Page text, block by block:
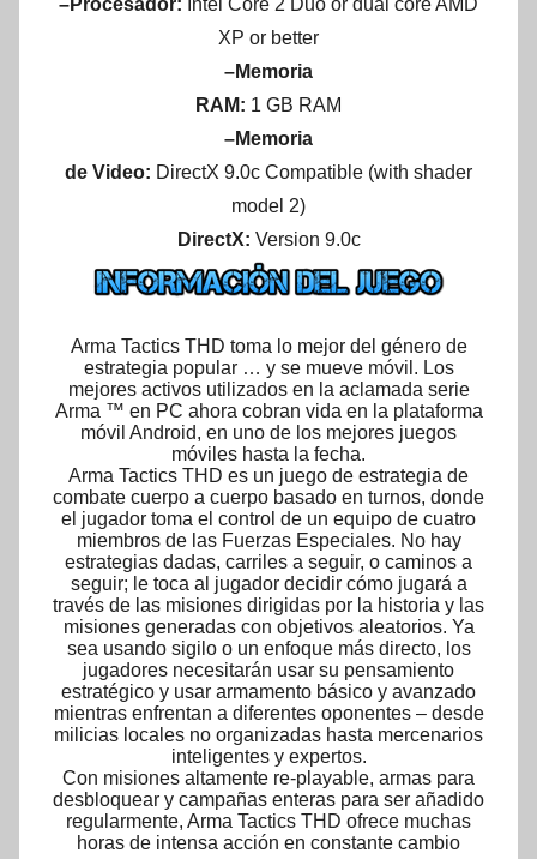
–Procesador: Intel Core 2 Duo or dual core AMD
XP or better
–Memoria
RAM: 1 GB RAM
–Memoria
de Video: DirectX 9.0c Compatible (with shader
model 2)
DirectX: Version 9.0c
Arma Tactics THD toma lo mejor del género de
estrategia popular … y se mueve móvil. Los
mejores activos utilizados en la aclamada serie
Arma ™ en PC ahora cobran vida en la plataforma
móvil Android, en uno de los mejores juegos
móviles hasta la fecha.
Arma Tactics THD es un juego de estrategia de
combate cuerpo a cuerpo basado en turnos, donde
el jugador toma el control de un equipo de cuatro
miembros de las Fuerzas Especiales. No hay
estrategias dadas, carriles a seguir, o caminos a
seguir; le toca al jugador decidir cómo jugará a
través de las misiones dirigidas por la historia y las
misiones generadas con objetivos aleatorios. Ya
sea usando sigilo o un enfoque más directo, los
jugadores necesitarán usar su pensamiento
estratégico y usar armamento básico y avanzado
mientras enfrentan a diferentes oponentes – desde
milicias locales no organizadas hasta mercenarios
inteligentes y expertos.
Con misiones altamente re-playable, armas para
desbloquear y campañas enteras para ser añadido
regularmente, Arma Tactics THD ofrece muchas
horas de intensa acción en constante cambio